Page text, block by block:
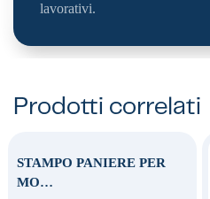
lavorativi.
Prodotti correlati
STAMPO PANIERE PER
MO…